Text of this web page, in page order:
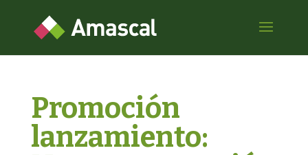
Promoción
lanzamiento: